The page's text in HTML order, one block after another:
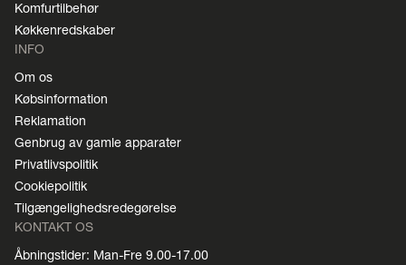
Komfurtilbehør
Køkkenredskaber
INFO
Om os
Købsinformation
Reklamation
Genbrug av gamle apparater
Privatlivspolitik
Cookiepolitik
Tilgængelighedsredegørelse
KONTAKT OS
Åbningstider: Man-Fre 9.00-17.00